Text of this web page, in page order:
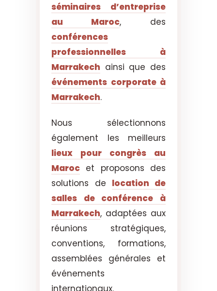
séminaires d’entreprise
au Maroc, des
conférences
professionnelles à
Marrakech ainsi que des
événements corporate à
Marrakech.
Nous sélectionnons
également les meilleurs
lieux pour congrès au
Maroc et proposons des
solutions de location de
salles de conférence à
Marrakech, adaptées aux
réunions stratégiques,
conventions, formations,
assemblées générales et
événements
internationaux.